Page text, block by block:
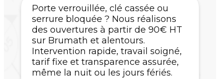
Porte verrouillée, clé cassée ou
serrure bloquée ? Nous réalisons
des ouvertures à partir de 90€ HT
sur Brumath et alentours.
Intervention rapide, travail soigné,
tarif fixe et transparence assurée,
même la nuit ou les jours fériés.